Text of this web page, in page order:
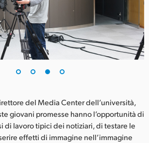
del Media Center dell’università,
giovani promesse hanno l’opportunità di
di lavoro tipici dei notiziari, di testare le
effetti di immagine nell’immagine